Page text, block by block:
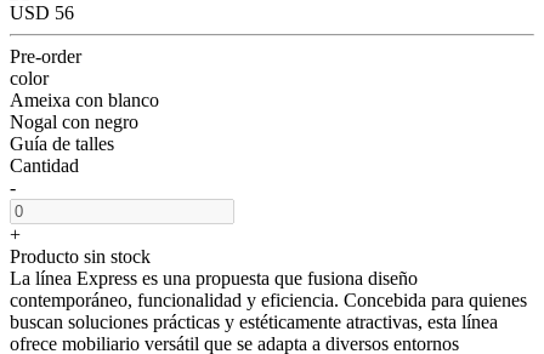
USD 56
Pre-order
color
Ameixa con blanco
Nogal con negro
Guía de talles
Cantidad
-
+
Producto sin stock
La línea Express es una propuesta que fusiona diseño
contemporáneo, funcionalidad y eficiencia. Concebida para quienes
buscan soluciones prácticas y estéticamente atractivas, esta línea
ofrece mobiliario versátil que se adapta a diversos entornos